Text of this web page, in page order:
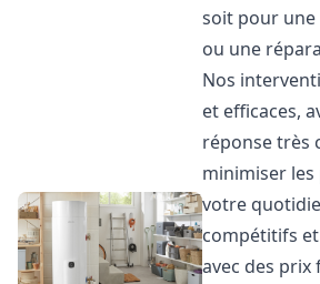
soit pour
ou une
Nos
et efficaces,
réponse très
minimiser
votre
compétitifs
avec des prix